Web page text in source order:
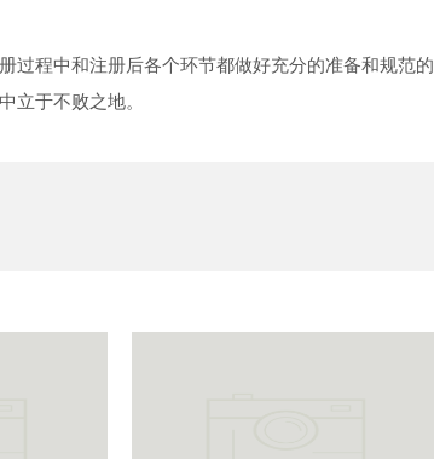
过程中和注册后各个环节都做好充分的准备和规范的
立于不败之地。